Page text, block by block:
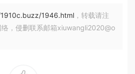
1946.html ，转载请注
，侵删联系邮箱xiuwangli2020@o